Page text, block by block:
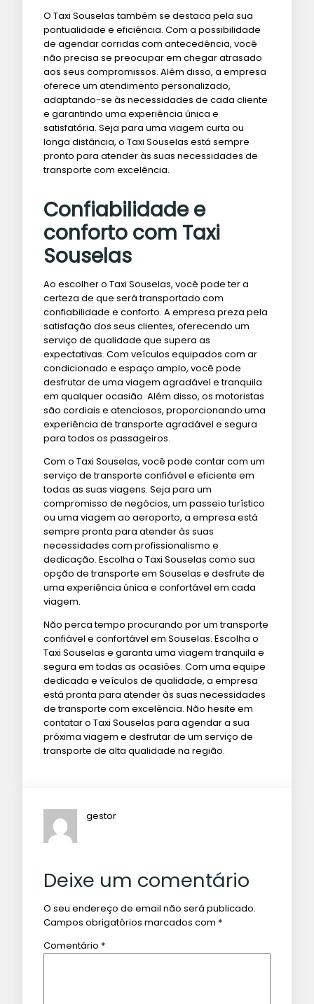
O Taxi Souselas também se destaca pela sua
pontualidade e eficiência. Com a possibilidade
de agendar corridas com antecedência, você
não precisa se preocupar em chegar atrasado
aos seus compromissos. Além disso, a empresa
oferece um atendimento personalizado,
adaptando-se às necessidades de cada cliente
e garantindo uma experiência única e
satisfatória. Seja para uma viagem curta ou
longa distância, o Taxi Souselas está sempre
pronto para atender às suas necessidades de
transporte com excelência.
Confiabilidade e
conforto com Taxi
Souselas
Ao escolher o Taxi Souselas, você pode ter a
certeza de que será transportado com
confiabilidade e conforto. A empresa preza pela
satisfação dos seus clientes, oferecendo um
serviço de qualidade que supera as
expectativas. Com veículos equipados com ar
condicionado e espaço amplo, você pode
desfrutar de uma viagem agradável e tranquila
em qualquer ocasião. Além disso, os motoristas
são cordiais e atenciosos, proporcionando uma
experiência de transporte agradável e segura
para todos os passageiros.
Com o Taxi Souselas, você pode contar com um
serviço de transporte confiável e eficiente em
todas as suas viagens. Seja para um
compromisso de negócios, um passeio turístico
ou uma viagem ao aeroporto, a empresa está
sempre pronta para atender às suas
necessidades com profissionalismo e
dedicação. Escolha o Taxi Souselas como sua
opção de transporte em Souselas e desfrute de
uma experiência única e confortável em cada
viagem.
Não perca tempo procurando por um transporte
confiável e confortável em Souselas. Escolha o
Taxi Souselas e garanta uma viagem tranquila e
segura em todas as ocasiões. Com uma equipe
dedicada e veículos de qualidade, a empresa
está pronta para atender às suas necessidades
de transporte com excelência. Não hesite em
contatar o Taxi Souselas para agendar a sua
próxima viagem e desfrutar de um serviço de
transporte de alta qualidade na região.
gestor
Deixe um comentário
O seu endereço de email não será publicado.
Campos obrigatórios marcados com *
Comentário *